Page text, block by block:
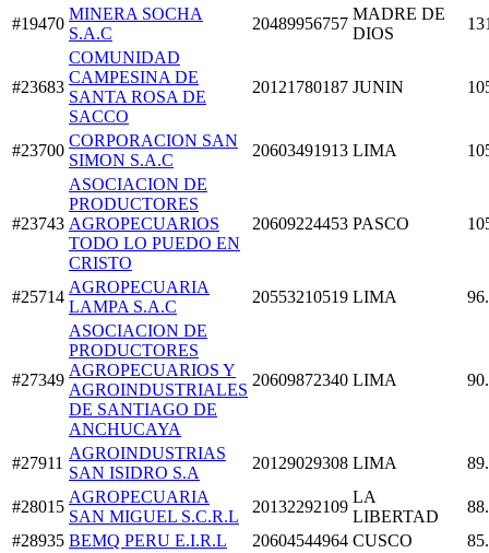
#19470
MINERA SOCHA
S.A.C
20489956757
MADRE DE
DIOS
#23683
COMUNIDAD
CAMPESINA DE
SANTA ROSA DE
SACCO
20121780187 JUNIN
#23700
CORPORACION SAN
SIMON S.A.C
20603491913 LIMA
#23743
ASOCIACION DE
PRODUCTORES
AGROPECUARIOS
TODO LO PUEDO EN
CRISTO
20609224453 PASCO
#25714
AGROPECUARIA
LAMPA S.A.C
20553210519 LIMA
#27349
ASOCIACION DE
PRODUCTORES
AGROPECUARIOS Y
AGROINDUSTRIALES
DE SANTIAGO DE
ANCHUCAYA
20609872340 LIMA
#27911
AGROINDUSTRIAS
SAN ISIDRO S.A
20129029308 LIMA
#28015
AGROPECUARIA
SAN MIGUEL S.C.R.L
20132292109
LA
LIBERTAD
#28935 BEMQ PERU E.I.R.L 20604544964 CUSCO